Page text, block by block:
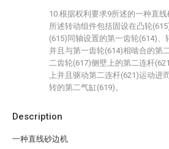
Description
一种直线砂边机
10.根据权利要求9所述的一种直
所述转动组件包括固设在凸轮
(615)同轴设置的第一齿轮(614)、
并且与第一齿轮(614)相啮合的第
二齿轮(617)侧壁上的第二连杆
上并且驱动第二连杆(621)运动进
转的第二气缸(619)。